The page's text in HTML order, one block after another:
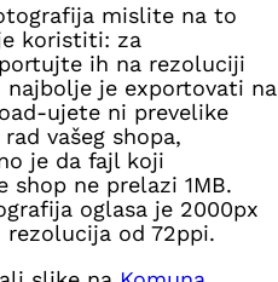
mislite na to
koristiti: za
ih na rezoluciji
najbolje je exportovati na
ujete ni prevelike
vašeg shopa,
je da fajl koji
shop ne prelazi 1MB.
oglasa je 2000px
od 72ppi.